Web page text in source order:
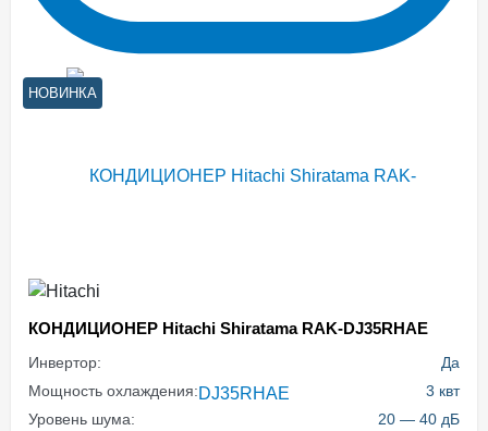
НОВИНКА
КОНДИЦИОНЕР Hitachi Shiratama RAK-DJ35RHAE
Инвертор:
Да
Мощность охлаждения:
3 квт
Уровень шума:
20 — 40 дБ